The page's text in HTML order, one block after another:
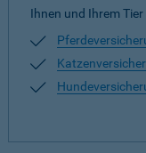
Ihnen und Ihrem Tier